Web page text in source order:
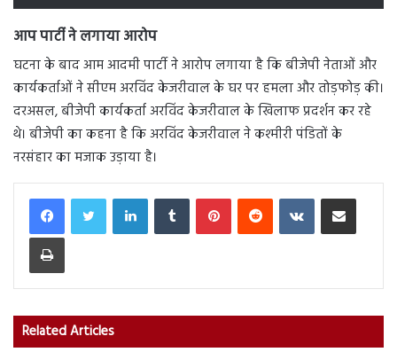
आप पार्टी ने लगाया आरोप
घटना के बाद आम आदमी पार्टी ने आरोप लगाया है कि बीजेपी नेताओं और
कार्यकर्ताओं ने सीएम अरविंद केजरीवाल के घर पर हमला और तोड़फोड़ की।
दरअसल, बीजेपी कार्यकर्ता अरविंद केजरीवाल के खिलाफ प्रदर्शन कर रहे
थे। बीजेपी का कहना है कि अरविंद केजरीवाल ने कश्मीरी पंडितों के
नरसंहार का मजाक उड़ाया है।
LinkedInTumblr PinterestReddit VKontakteShare via Email
Print
Related Articles